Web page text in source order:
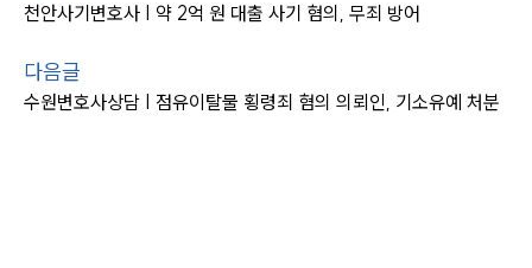
천안사기변호사 | 약 2억 원 대출 사기 혐의, 무죄 방어
다음글
수원변호사상담 | 점유이탈물 횡령죄 혐의 의뢰인, 기소유예 처분